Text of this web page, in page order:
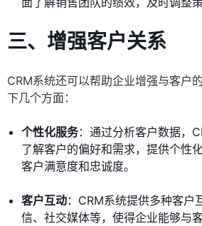
三、增强客户关系
CRM系统还可以帮助企业增强与客户
下几个方面：
个性化服务：通过分析客户数据，
了解客户的偏好和需求，提供个性
客户满意度和忠诚度。
客户互动：CRM系统提供多种客户
信、社交媒体等，使得企业能够与